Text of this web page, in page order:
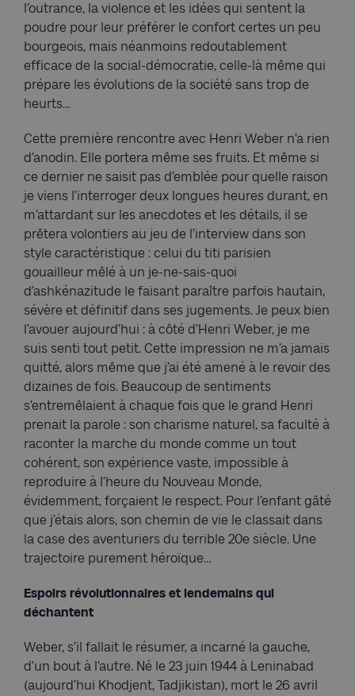
l’outrance, la violence et les idées qui sentent la
poudre pour leur préférer le confort certes un peu
bourgeois, mais néanmoins redoutablement
efficace de la social-démocratie, celle-là même qui
prépare les évolutions de la société sans trop de
heurts…
Cette première rencontre avec Henri Weber n’a rien
d’anodin. Elle portera même ses fruits. Et même si
ce dernier ne saisit pas d’emblée pour quelle raison
je viens l’interroger deux longues heures durant, en
m’attardant sur les anecdotes et les détails, il se
prêtera volontiers au jeu de l’interview dans son
style caractéristique : celui du titi parisien
gouailleur mêlé à un je-ne-sais-quoi
d’ashkénazitude le faisant paraître parfois hautain,
sévère et définitif dans ses jugements. Je peux bien
l’avouer aujourd’hui : à côté d’Henri Weber, je me
suis senti tout petit. Cette impression ne m’a jamais
quitté, alors même que j’ai été amené à le revoir des
dizaines de fois. Beaucoup de sentiments
s’entremêlaient à chaque fois que le grand Henri
prenait la parole : son charisme naturel, sa faculté à
raconter la marche du monde comme un tout
cohérent, son expérience vaste, impossible à
reproduire à l’heure du Nouveau Monde,
évidemment, forçaient le respect. Pour l’enfant gâté
que j’étais alors, son chemin de vie le classait dans
la case des aventuriers du terrible 20e siècle. Une
trajectoire purement héroïque…
Espoirs révolutionnaires et lendemains qui
déchantent
Weber, s’il fallait le résumer, a incarné la gauche,
d’un bout à l’autre. Né le 23 juin 1944 à Leninabad
(aujourd’hui Khodjent, Tadjikistan), mort le 26 avril